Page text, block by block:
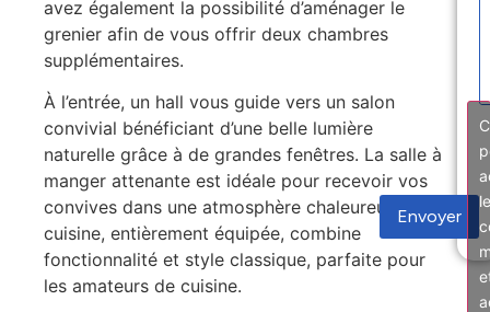
avez également la possibilité d’aménager le
grenier afin de vous offrir deux chambres
supplémentaires.
À l’entrée, un hall vous guide vers un salon
convivial bénéficiant d’une belle lumière
naturelle grâce à de grandes fenêtres. La salle à
manger attenante est idéale pour recevoir vos
convives dans une atmosphère chaleureuse. La
cuisine, entièrement équipée, combine
fonctionnalité et style classique, parfaite pour
les amateurs de cuisine.
Envoyer